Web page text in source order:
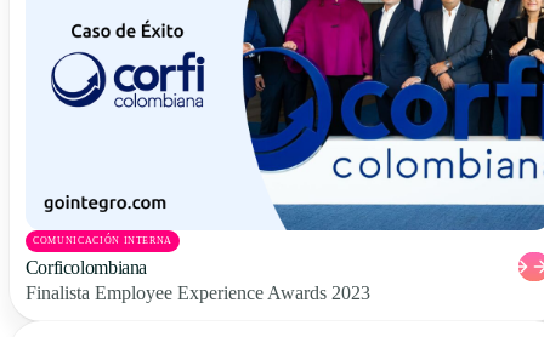
COMUNICACIÓN INTERNA
Corficolombiana
Finalista Employee Experience Awards 2023